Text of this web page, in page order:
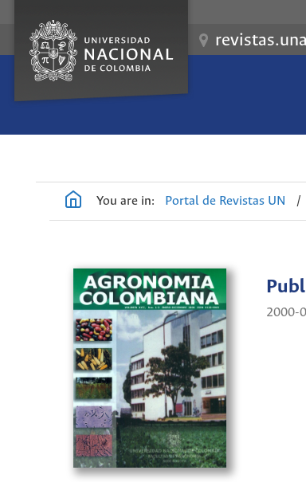
You are in: Portal de Revistas UN /
2000-